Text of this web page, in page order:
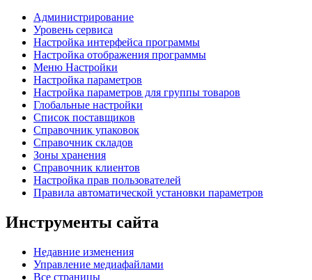
Администрирование
Уровень сервиса
Настройка интерфейса программы
Настройка отображения программы
Меню Настройки
Настройка параметров
Настройка параметров для группы товаров
Глобальные настройки
Список поставщиков
Справочник упаковок
Справочник складов
Зоны хранения
Справочник клиентов
Настройка прав пользователей
Правила автоматической установки параметров
Инструменты сайта
Недавние изменения
Управление медиафайлами
Все страницы